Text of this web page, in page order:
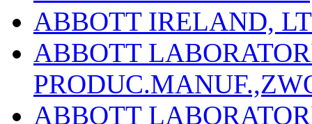
ABBOTT IRELAND,
ABBOTT
ABBOTT